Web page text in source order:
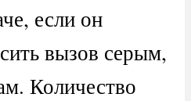
если он
вызов серым,
Количество